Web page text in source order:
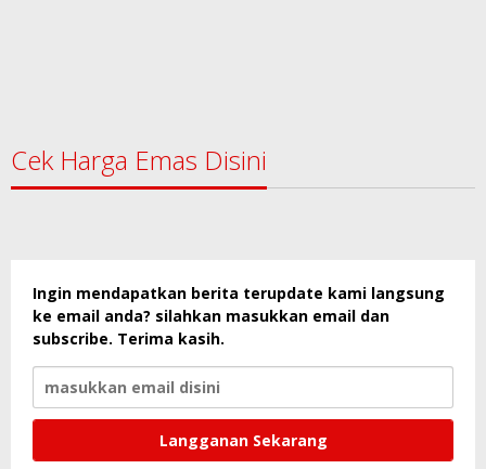
Cek Harga Emas Disini
Ingin mendapatkan berita terupdate kami langsung
ke email anda? silahkan masukkan email dan
subscribe. Terima kasih.